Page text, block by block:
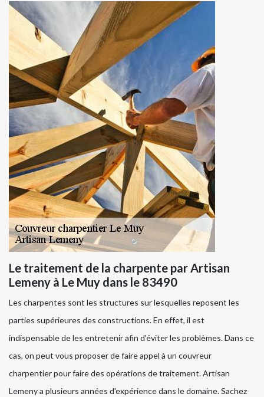
Le traitement de la charpente par Artisan
Lemeny à Le Muy dans le 83490
Les charpentes sont les structures sur lesquelles reposent les
parties supérieures des constructions. En effet, il est
indispensable de les entretenir afin d'éviter les problèmes. Dans ce
cas, on peut vous proposer de faire appel à un couvreur
charpentier pour faire des opérations de traitement. Artisan
Lemeny a plusieurs années d'expérience dans le domaine. Sachez